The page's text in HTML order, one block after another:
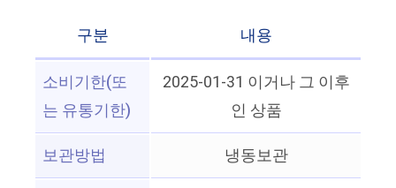
구분
내용
소비기한(또
는 유통기한)
2025-01-31 이거나 그 이후
인 상품
보관방법
냉동보관